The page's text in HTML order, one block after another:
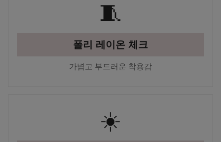
🧵
폴리 레이온 체크
가볍고 부드러운 착용감
☀️